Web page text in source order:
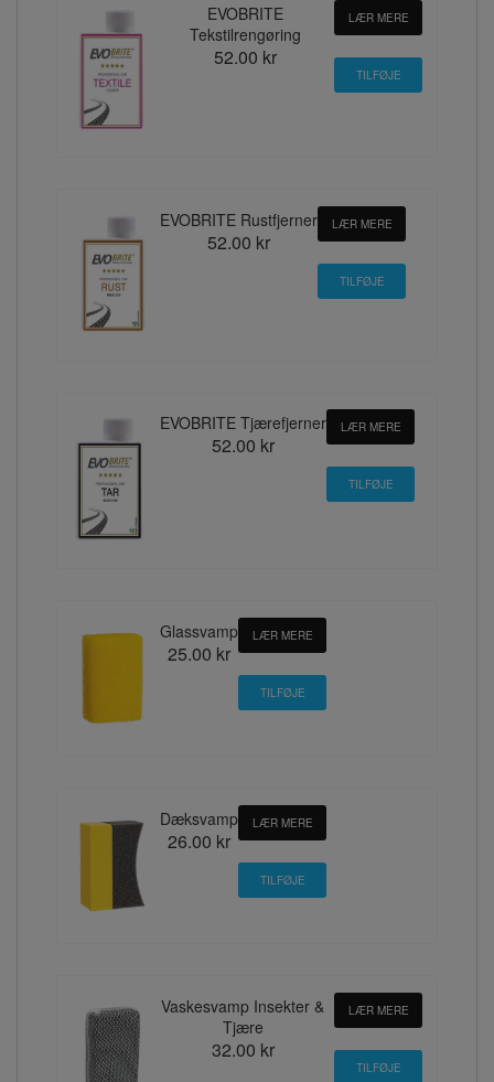
EVOBRITE
Tekstilrengøring
52.00 kr
LÆR MERE
EVOBRITE Rustfjerner
52.00 kr
LÆR MERE
EVOBRITE Tjærefjerner
52.00 kr
LÆR MERE
Glassvamp
25.00 kr
LÆR MERE
Dæksvamp
26.00 kr
LÆR MERE
Vaskesvamp Insekter &
Tjære
32.00 kr
LÆR MERE